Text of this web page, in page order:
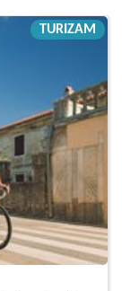
TURIZAM